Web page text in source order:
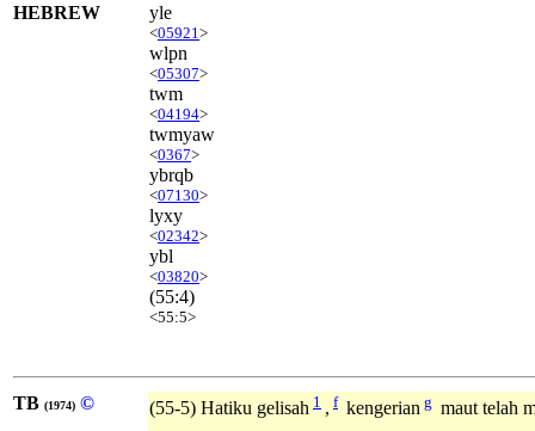
HEBREW yle
<05921 >
wlpn
<05307>
twm
<04194>
twmyaw
<0367>
ybrqb
<07130>
lyxy
<02342>
ybl
<03820>
(55:4)
<55:5>
TB (1974) ©
(55-5) Hatiku gelisah 1 , f kengerian g maut telah